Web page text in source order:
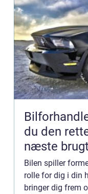
Bilforhandler
du den
næste
Bilen spiller
rolle for dig i din
bringer dig frem